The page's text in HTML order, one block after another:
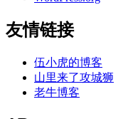
友情链接
伍小虎的博客
山里来了攻城狮
老牛博客